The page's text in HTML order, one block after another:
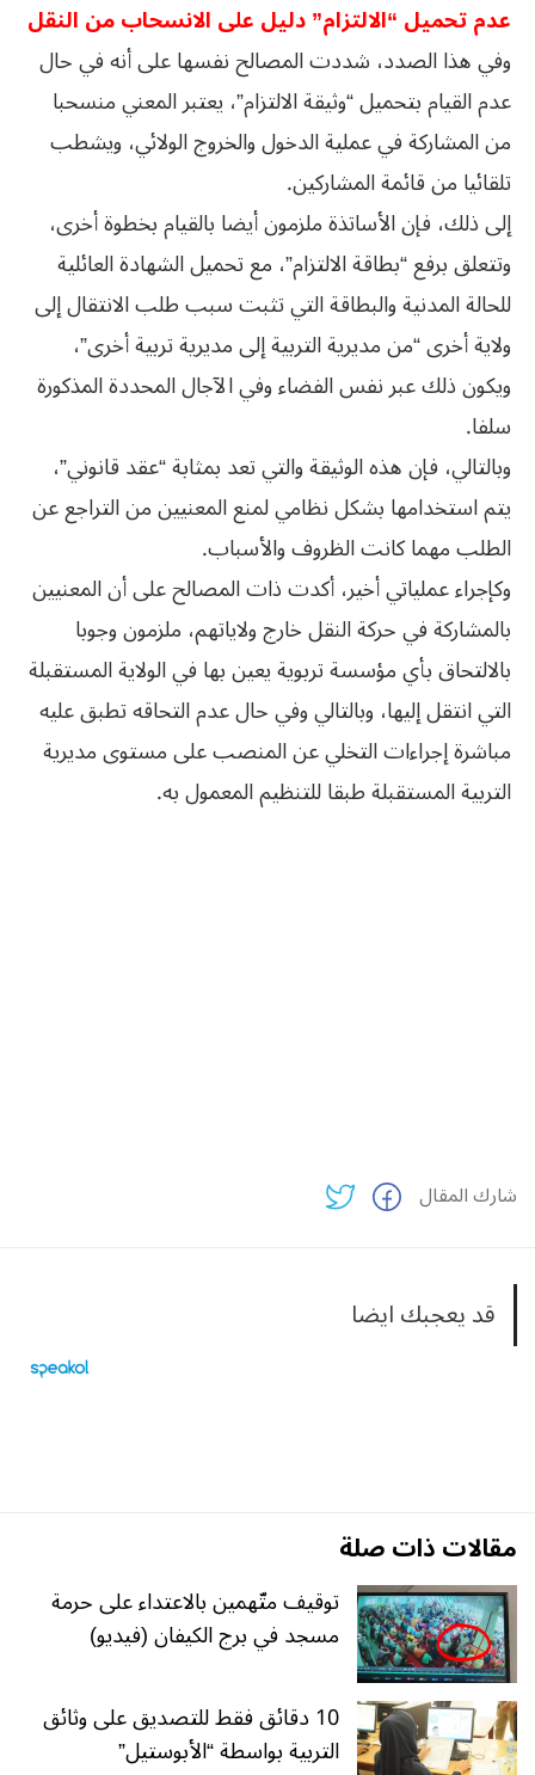
عدم تحميل “الالتزام” دليل على الانسحاب من النقل
وفي هذا الصدد، شددت المصالح نفسها على أنه في حال
عدم القيام بتحميل “وثيقة الالتزام”، يعتبر المعني منسحبا
من المشاركة في عملية الدخول والخروج الولائي، ويشطب
تلقائيا من قائمة المشاركين.
إلى ذلك، فإن الأساتذة ملزمون أيضا بالقيام بخطوة أخرى،
وتتعلق برفع “بطاقة الالتزام”، مع تحميل الشهادة العائلية
للحالة المدنية والبطاقة التي تثبت سبب طلب الانتقال إلى
ولاية أخرى “من مديرية التربية إلى مديرية تربية أخرى”،
ويكون ذلك عبر نفس الفضاء وفي الآجال المحددة المذكورة
سلفا.
وبالتالي، فإن هذه الوثيقة والتي تعد بمثابة “عقد قانوني”،
يتم استخدامها بشكل نظامي لمنع المعنيين من التراجع عن
الطلب مهما كانت الظروف والأسباب.
وكإجراء عملياتي أخير، أكدت ذات المصالح على أن المعنيين
بالمشاركة في حركة النقل خارج ولاياتهم، ملزمون وجوبا
بالالتحاق بأي مؤسسة تربوية يعين بها في الولاية المستقبلة
التي انتقل إليها، وبالتالي وفي حال عدم التحاقه تطبق عليه
مباشرة إجراءات التخلي عن المنصب على مستوى مديرية
التربية المستقبلة طبقا للتنظيم المعمول به.
شارك المقال
قد يعجبك ايضا
مقالات ذات صلة
توقيف متّهمين بالاعتداء على حرمة
مسجد في برج الكيفان (فيديو)
10 دقائق فقط للتصديق على وثائق
التربية بواسطة “الأبوستيل”